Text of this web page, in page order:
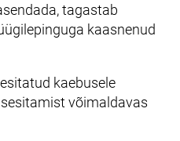
tagastab
kaasnenud
kaebusele
võimaldavas